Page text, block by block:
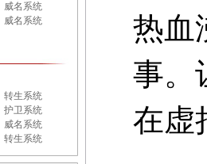
威名系统
威名系统
转生系统
护卫系统
威名系统
转生系统
热血
事。
在虚